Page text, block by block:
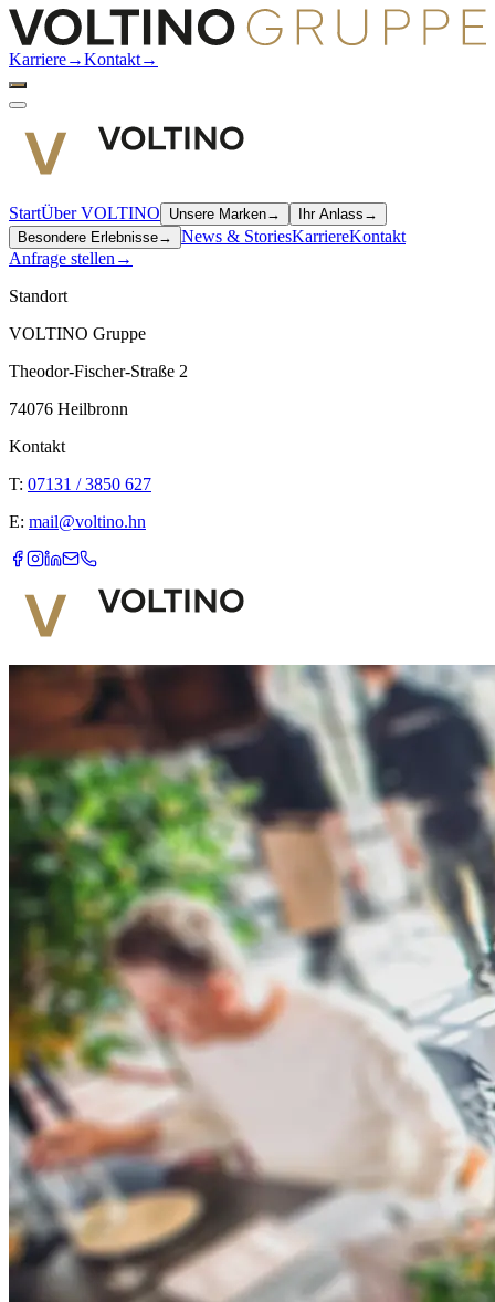
Karriere→Kontakt→
StartÜber VOLTINO Unsere Marken→ Ihr Anlass →
Besondere Erlebnisse→ News & StoriesKarriereKontakt
Anfrage stellen →
Standort
VOLTINO Gruppe
Theodor-Fischer-Straße 2
74076 Heilbronn
Kontakt
T: 07131 / 3850 627
E: mail@voltino.hn